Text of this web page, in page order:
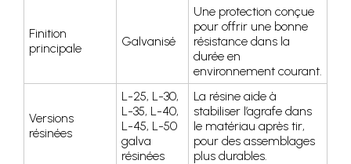
Finition
principale
Galvanisé
Une protection conçue
pour offrir une bonne
résistance dans la
durée en
environnement courant.
Versions
résinées
L-25, L-30,
L-35, L-40,
L-45, L-50
galva
résinées
La résine aide à
stabiliser l’agrafe dans
le matériau après tir,
pour des assemblages
plus durables.